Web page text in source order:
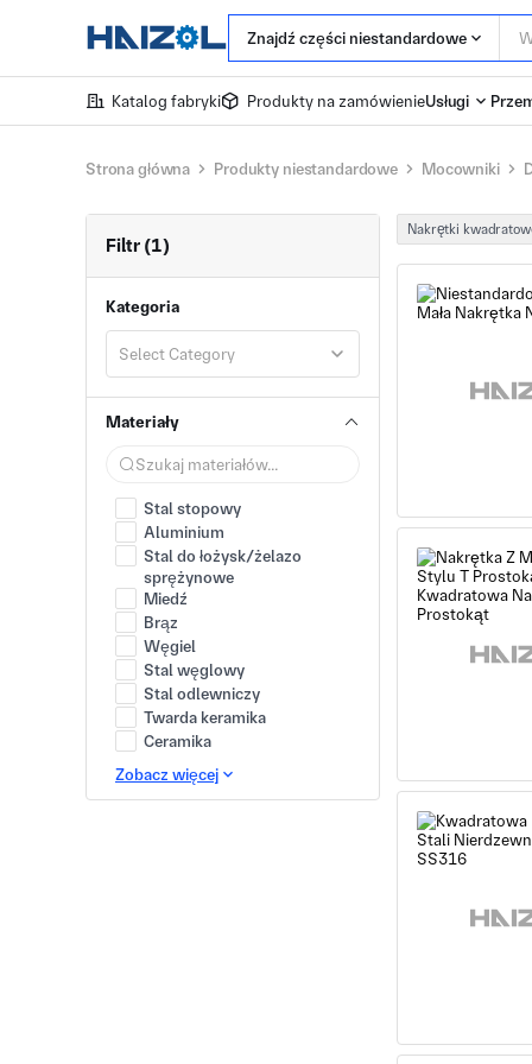
Znajdź części niestandardowe
Katalog fabryki Produkty na zamówienieUsługi
Strona główna Produkty niestandardowe Mocowniki
Filtr (1)
Kategoria
Select Category
Materiały
Stal stopowy
Aluminium
Stal do łożysk/żelazo
sprężynowe
Miedź
Brąz
Węgiel
Stal węglowy
Stal odlewniczy
Twarda keramika
Ceramika
Zobacz więcej
Nakrętki